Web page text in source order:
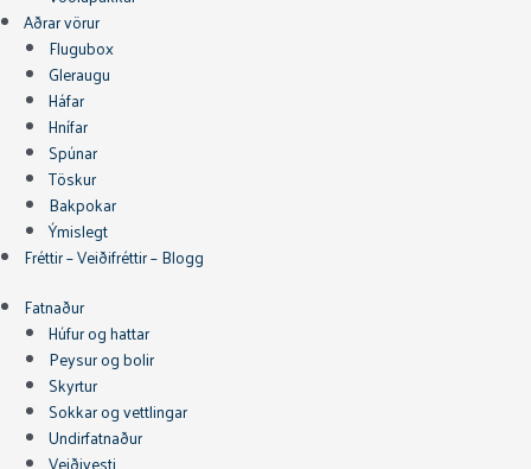
Aðrar vörur
Flugubox
Gleraugu
Háfar
Hnífar
Spúnar
Töskur
Bakpokar
Ýmislegt
Fréttir – Veiðifréttir – Blogg
Fatnaður
Húfur og hattar
Peysur og bolir
Skyrtur
Sokkar og vettlingar
Undirfatnaður